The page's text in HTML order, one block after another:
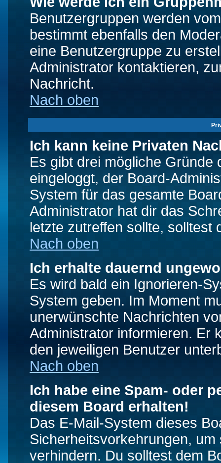
Benutzergruppen werden
bestimmt ebenfalls den
eine Benutzergruppe zu
Administrator kontaktieren,
Nachricht.
Nach oben
Ich kann keine Privaten
Es gibt drei mögliche Gründe
eingeloggt, der Board-
System für das gesamte
Administrator hat dir das
letzte zutreffen sollte, solltest
Nach oben
Ich erhalte dauernd
Es wird bald ein Ignorieren-
System geben. Im Moment
unerwünschte Nachrichten
Administrator informieren. Er
den jeweiligen Benutzer
Nach oben
Ich habe eine Spam- oder
diesem Board erhalten!
Das E-Mail-System dieses
Sicherheitsvorkehrungen,
verhindern. Du solltest dem